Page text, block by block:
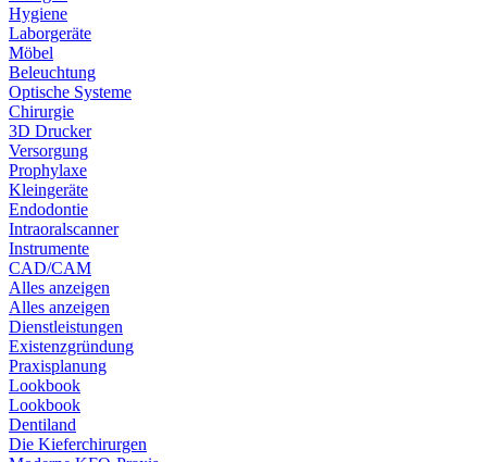
Hygiene
Laborgeräte
Möbel
Beleuchtung
Optische Systeme
Chirurgie
3D Drucker
Versorgung
Prophylaxe
Kleingeräte
Endodontie
Intraoralscanner
Instrumente
CAD/CAM
Alles anzeigen
Alles anzeigen
Dienstleistungen
Existenzgründung
Praxisplanung
Lookbook
Lookbook
Dentiland
Die Kieferchirurgen